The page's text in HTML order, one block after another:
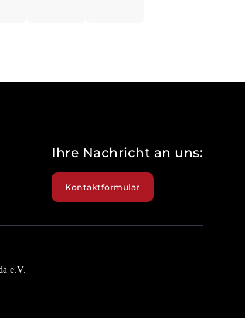
Ihre Nachricht an uns:
Kontaktformular
e.V.